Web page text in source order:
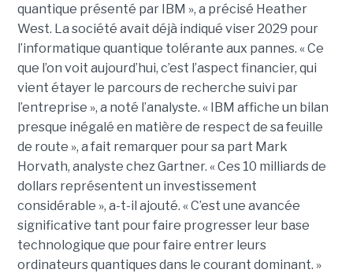
quantique présenté par IBM », a précisé Heather
West. La société avait déjà indiqué viser 2029 pour
l’informatique quantique tolérante aux pannes. « Ce
que l’on voit aujourd’hui, c’est l’aspect financier, qui
vient étayer le parcours de recherche suivi par
l’entreprise », a noté l’analyste. « IBM affiche un bilan
presque inégalé en matière de respect de sa feuille
de route », a fait remarquer pour sa part Mark
Horvath, analyste chez Gartner. « Ces 10 milliards de
dollars représentent un investissement
considérable », a-t-il ajouté. « C’est une avancée
significative tant pour faire progresser leur base
technologique que pour faire entrer leurs
ordinateurs quantiques dans le courant dominant. »